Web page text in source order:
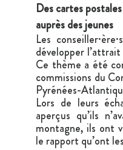
Des cartes
auprès des jeunes
Les
développer
Ce thème a été
commissions du
Pyrénées-
Lors de leurs
aperçus qu’ils
montagne, ils ont
le rapport qu’ont